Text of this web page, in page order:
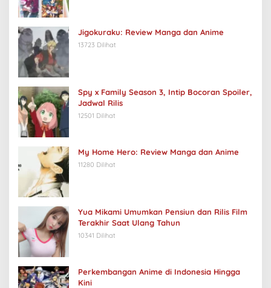
Jigokuraku: Review Manga dan Anime
13723 Dilihat
Spy x Family Season 3, Intip Bocoran Spoiler,
Jadwal Rilis
12501 Dilihat
My Home Hero: Review Manga dan Anime
11280 Dilihat
Yua Mikami Umumkan Pensiun dan Rilis Film
Terakhir Saat Ulang Tahun
10341 Dilihat
Perkembangan Anime di Indonesia Hingga
Kini